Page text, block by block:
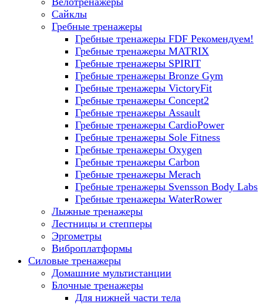
Сайклы
Гребные тренажеры
Гребные тренажеры FDF Рекомендуем!
Гребные тренажеры MATRIX
Гребные тренажеры SPIRIT
Гребные тренажеры Bronze Gym
Гребные тренажеры VictoryFit
Гребные тренажеры Concept2
Гребные тренажеры Assault
Гребные тренажеры CardioPower
Гребные тренажеры Sole Fitness
Гребные тренажеры Oxygen
Гребные тренажеры Carbon
Гребные тренажеры Merach
Гребные тренажеры Svensson Body Labs
Гребные тренажеры WaterRower
Лыжные тренажеры
Лестницы и степперы
Эргометры
Виброплатформы
Силовые тренажеры
Домашние мультистанции
Блочные тренажеры
Для нижней части тела